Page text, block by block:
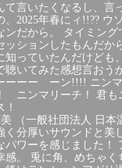
て言いたくなるし、言
、2025年春にィ!!?? ウ
ンだから。 タイミング
ッションしたもんだか
知っていたんだけども
聴いてみた感想言おう
ーーー ーン!!!! ニンマ
ニンマリーチ！ 君も
！
（一般社団法人 日本
く分厚いサウンドと美
パワーを感じました！
感。 兎に角、めちゃ